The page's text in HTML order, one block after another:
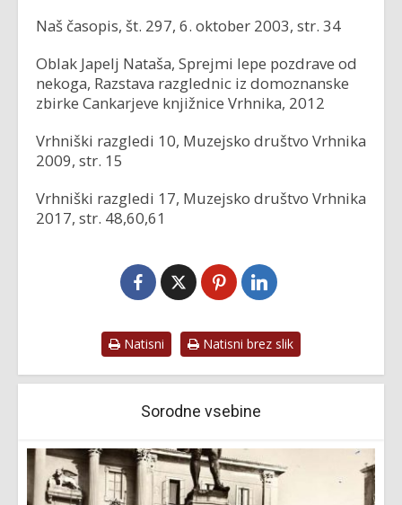
Naš časopis, št. 297, 6. oktober 2003, str. 34
Oblak Japelj Nataša, Sprejmi lepe pozdrave od
nekoga, Razstava razglednic iz domoznanske
zbirke Cankarjeve knjižnice Vrhnika, 2012
Vrhniški razgledi 10, Muzejsko društvo Vrhnika
2009, str. 15
Vrhniški razgledi 17, Muzejsko društvo Vrhnika
2017, str. 48,60,61
Natisni Natisni brez slik
Sorodne vsebine